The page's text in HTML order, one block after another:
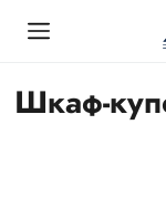
Шкаф-